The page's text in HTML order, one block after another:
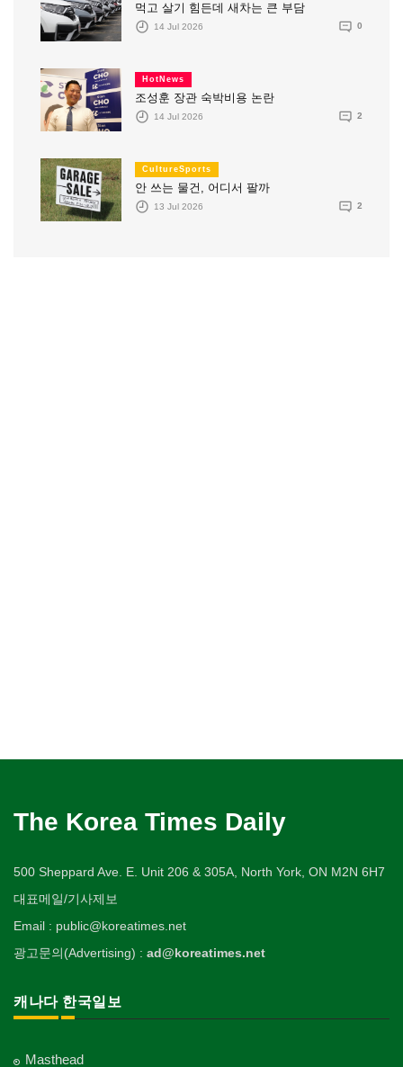
먹고 살기 힘든데 새차는 큰 부담
14 Jul 2026 0
HotNews
조성훈 장관 숙박비용 논란
14 Jul 2026 2
CultureSports
안 쓰는 물건, 어디서 팔까
13 Jul 2026 2
The Korea Times Daily
500 Sheppard Ave. E. Unit 206 & 305A, North York, ON M2N 6H7
대표메일/기사제보
Email : public@koreatimes.net
광고문의(Advertising) : ad@koreatimes.net
캐나다 한국일보
Masthead